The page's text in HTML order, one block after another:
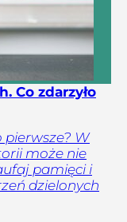
Co zdarzyło
pierwsze? W
może nie
pamięci i
dzielonych